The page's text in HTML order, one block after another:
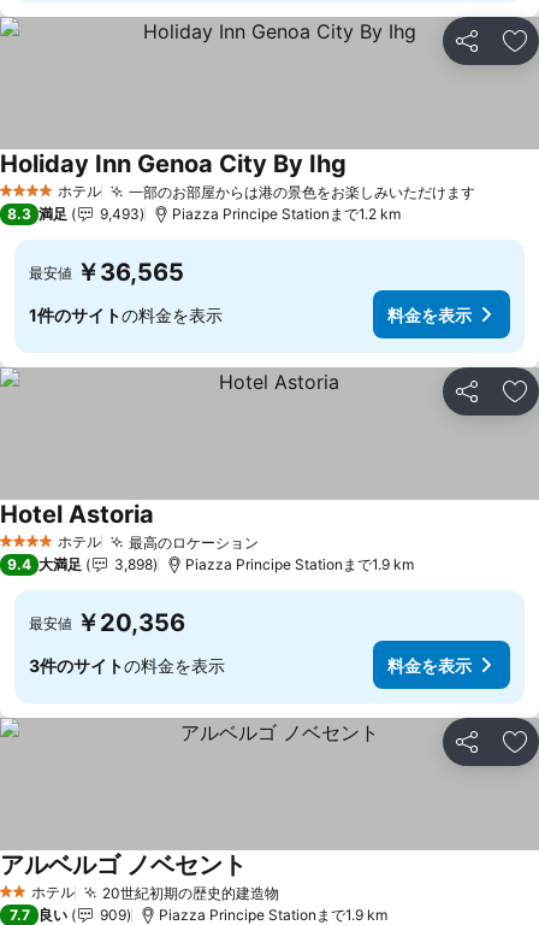
シェア お
4 ホテルのランク
ホテル 一部のお部屋からは港の景色をお楽しみいただけます
Holiday Inn Genoa City By Ihg
8.3 満足 9,493 Piazza Principe Stationまで1.2 km
最安値 ￥36,565
1件のサイトの料金を表示 料金を表示
シェア お
4 ホテルのランク
ホテル 最高のロケーション
Hotel Astoria
9.4 大満足 3,898 Piazza Principe Stationまで1.9 km
最安値 ￥20,356
3件のサイトの料金を表示 料金を表示
シェア お
2 ホテルのランク
ホテル 20世紀初期の歴史的建造物
アルベルゴ ノベセント
7.7 良い 909 Piazza Principe Stationまで1.9 km